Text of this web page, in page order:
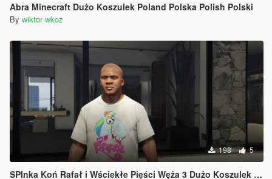
Abra Minecraft Dużo Koszulek Poland Polska Polish Polski
By wiktor wkoz
198 5
SPInka Koń Rafał i Wściekłe Pięści Węża 3 Dużo Koszulek Poland Polska Polish Polski